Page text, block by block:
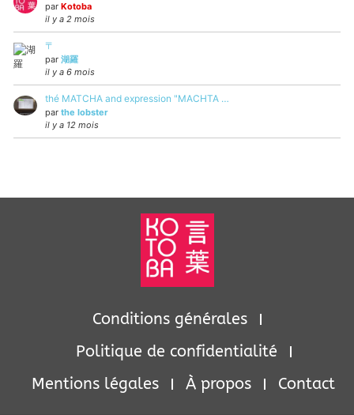
par Kotoba
il y a 2 mois
〒
par 湖羅
il y a 6 mois
thé MATCHA and expression "MACHTA …
par the lobster
il y a 12 mois
Conditions générales
Politique de confidentialité
Mentions légales
À propos Contact